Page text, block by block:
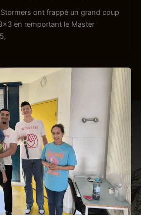
ont frappé un grand coup
en remportant le Master